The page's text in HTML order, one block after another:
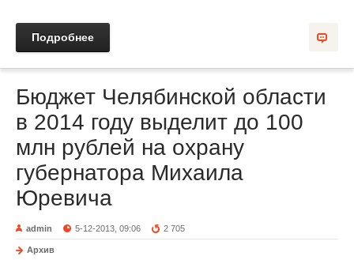
Подробнее
Бюджет Челябинской области
в 2014 году выделит до 100
млн рублей на охрану
губернатора Михаила
Юревича
admin 5-12-2013, 09:06 2 705
Архив